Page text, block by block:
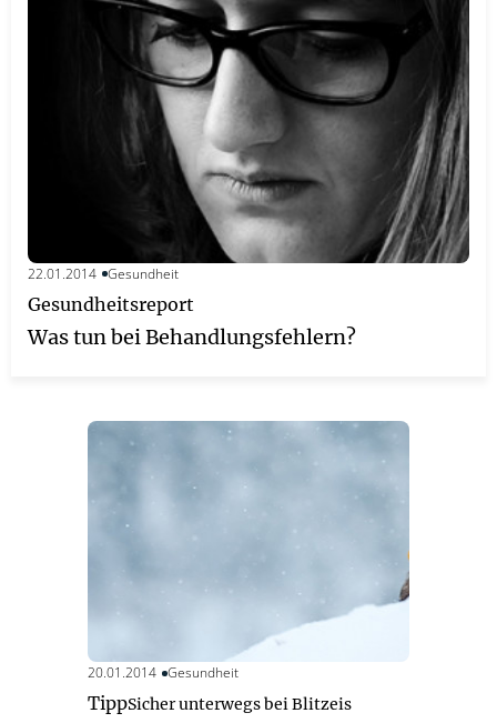
22.01.2014 Gesundheit
Gesundheitsreport
Was tun bei Behandlungsfehlern?
20.01.2014 Gesundheit
TippSicher unterwegs bei Blitzeis